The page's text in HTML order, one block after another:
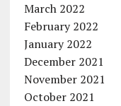
March 2022
February 2022
January 2022
December 2021
November 2021
October 2021